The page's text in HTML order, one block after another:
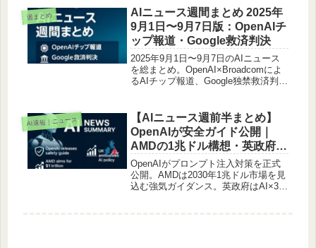
週まとめ
AIニュース週間まとめ 2025年
9月1日〜9月7日版：OpenAIチ
ップ報道・Google救済判決
2025年9月1日〜9月7日のAIニュース
を総まとめ。OpenAI×Broadcomによ
るAIチップ報道、Google独禁救済判
Vision AI発表など主要トピックを整
理。報道ベースと観測情報を含む週刊
まとめです。
AI速報｜ニュース
【AIニュース週前半まとめ】
OpenAIが安全ガイド公開｜
AMDの1兆ドル構想・英政府が
動物実験代替AI発表【2025年
11月9日〜11月12日】
OpenAIがプロンプト注入対策を正式
公開。AMDは2030年1兆ドル市場を見
込む強気ガイダンス。英政府はAI×3D